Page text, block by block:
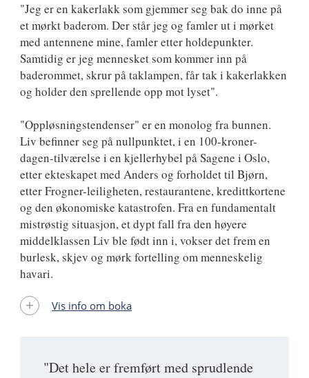
"Det hele er fremført med sprudlende
"Jeg er en kakerlakk som gjemmer seg bak do inne på
et mørkt baderom. Der står jeg og famler ut i mørket
med antennene mine, famler etter holdepunkter.
Samtidig er jeg mennesket som kommer inn på
baderommet, skrur på taklampen, får tak i kakerlakken
og holder den sprellende opp mot lyset".
"Oppløsningstendenser" er en monolog fra bunnen.
Liv befinner seg på nullpunktet, i en 100-kroner-
dagen-tilværelse i en kjellerhybel på Sagene i Oslo,
etter ekteskapet med Anders og forholdet til Bjørn,
etter Frogner-leiligheten, restaurantene, kredittkortene
og den økonomiske katastrofen. Fra en fundamentalt
mistrøstig situasjon, et dypt fall fra den høyere
middelklassen Liv ble født inn i, vokser det frem en
burlesk, skjev og mørk fortelling om menneskelig
havari.
Vis info om boka